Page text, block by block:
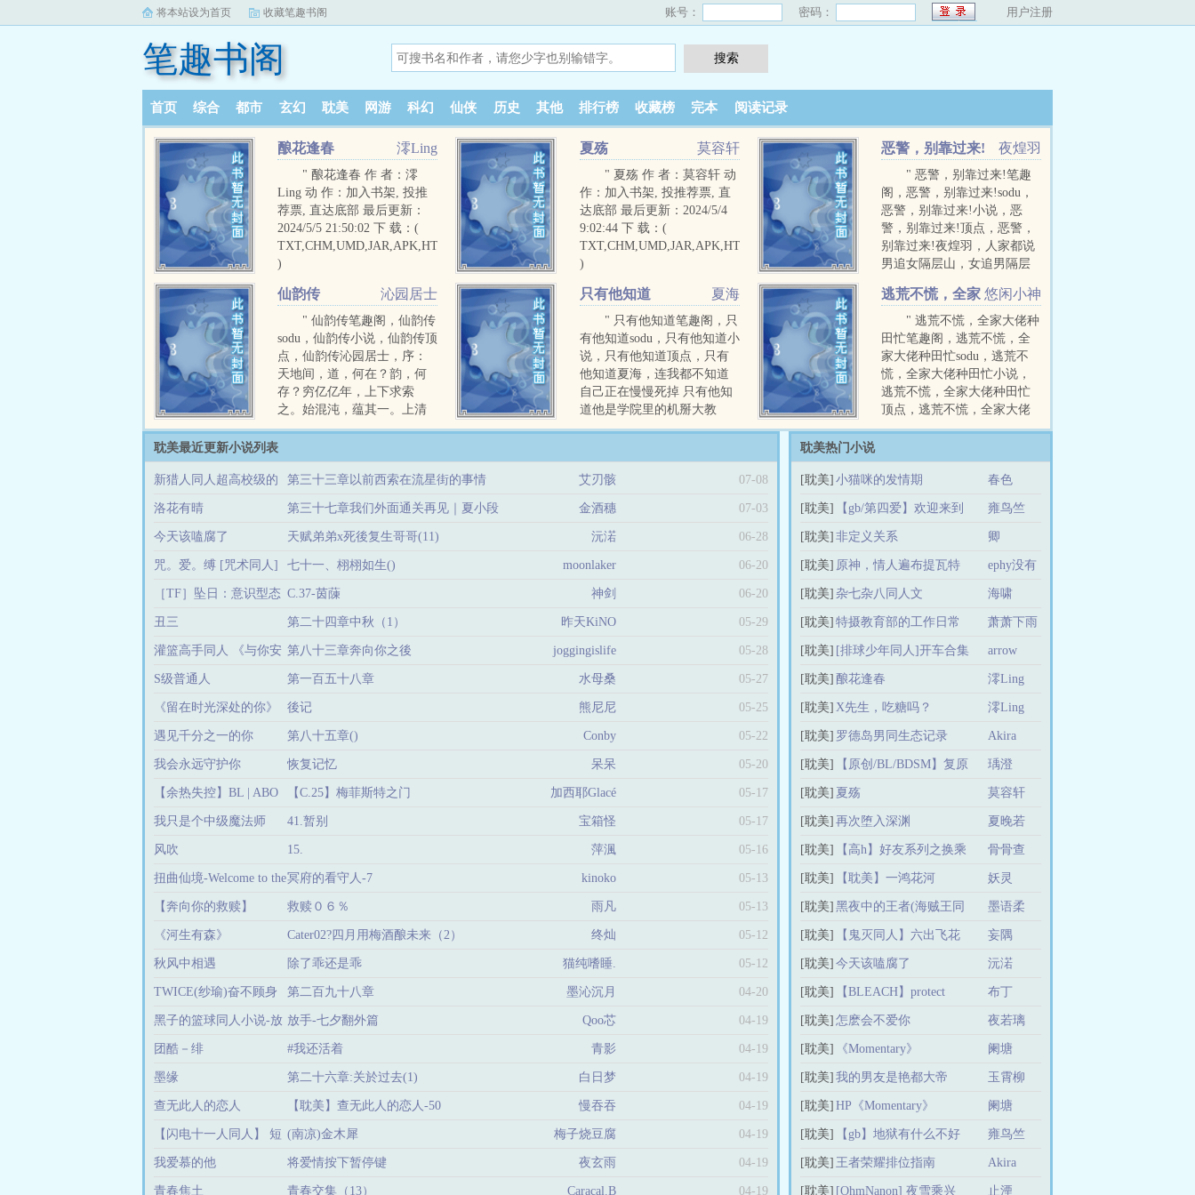
将本站设为首页 收藏笔趣书阁 账号： 密码： 用户注册
笔趣书阁
首页 综合 都市 玄幻 耽美 网游 科幻 仙侠 历史 其他 排行榜 收藏榜 完本 阅读记录
澪Ling
酿花逢春
" 酿花逢春 作 者：澪
Ling 动 作：加入书架, 投推
荐票, 直达底部 最后更新：
2024/5/5 21:50:02 下 载：(
TXT,CHM,UMD,JAR,APK,HTML
)
莫容轩
夏殇
" 夏殇 作 者：莫容轩 动
作：加入书架, 投推荐票, 直
达底部 最后更新：2024/5/4
9:02:44 下 载：(
TXT,CHM,UMD,JAR,APK,HTML
)
夜煌羽
恶警，别靠过来!
" 恶警，别靠过来!笔趣
阁，恶警，别靠过来!sodu，
恶警，别靠过来!小说，恶
警，别靠过来!顶点，恶警，
别靠过来!夜煌羽，人家都说
男追女隔层山，女追男隔层
正相反，她正面临着一座纹
沁园居士
仙韵传
" 仙韵传笔趣阁，仙韵传
sodu，仙韵传小说，仙韵传顶
点，仙韵传沁园居士，序：
天地间，道，何在？韵，何
存？穷亿亿年，上下求索
之。始混沌，蕴其一。上清
下浊，分阴阳，一生二。天
地出，时空现，万物衍。大
道三千，中道十万，小道百
万。法则立，始成界。五行
为基，变异生，循环成。因
果轮回，命运引，众生行。
天道之玄，韵味之妙，冥冥
道韵，成就最强征服之道，
笑傲异界，仙路逍遥
夏海
只有他知道
" 只有他知道笔趣阁，只
有他知道sodu，只有他知道小
说，只有他知道顶点，只有
他知道夏海，连我都不知道
自己正在慢慢死掉 只有他知
道他是学院里的机掰大教
授，拥有牛津大学博士 ...
悠闲小神
逃荒不慌，全家
大佬种田忙
" 逃荒不慌，全家大佬种
田忙笔趣阁，逃荒不慌，全
家大佬种田忙sodu，逃荒不
慌，全家大佬种田忙小说，
逃荒不慌，全家大佬种田忙
顶点，逃荒不慌，全家大佬
种田忙悠闲小神，徐月穿越
死病中惊坐起：吾乃堂堂金
丹真人！穿越的第二天，任
劳任怨的娘亲，冲她爹甩手
就是一巴掌：你要是我舰船
上的兵我早特麽一枪毙了
哥忽然暴起，力大无穷，喉
咙里发出吼吼的非人吼叫，
脑袋磕在桌角上昏死过去的
姐姐醒来之後就喜欢捡棍子
蹲灶房里“咻咻”的比划着什
麽，嘴里念念有词，似乎是
月觉得自己已经够惨时，隔
壁快嗝屁的大爷告诉她：“自
起，占据州、郡者多不胜
数，又逢天灾，民不聊生，
饿殍遍野......”徐月看看屋内
面目全非的家人，又看看外
活了行不行！PS：无CP书友
群号：736660918
耽美最近更新小说列表
新猎人同人超高校级的
爱
第三十三章以前西索在流星街的事情 艾刃骸 07-08
洛花有晴 第三十七章我们外面通关再见｜夏小段 金酒穗 07-03
今天该嗑腐了 天赋弟弟x死後复生哥哥(11) 沅渃 06-28
咒。爱。缚 [咒术同人]
[五伏]
七十一、栩栩如生() moonlaker 06-20
［TF］坠日：意识型态 C.37-茵蔯 神剑 06-20
丑三 第二十四章中秋（1） 昨天KiNO 05-29
灌篮高手同人 《与你安
好》流川x自创角色 BG
第八十三章奔向你之後 joggingislife 05-28
S级普通人 第一百五十八章 水母桑 05-27
《留在时光深处的你》
【ABO】
後记 熊尼尼 05-25
遇见千分之一的你 第八十五章() Conby 05-22
我会永远守护你 恢复记忆 呆呆 05-20
【余热失控】BL | ABO 【C.25】梅菲斯特之门 加西耶Glacé 05-17
我只是个中级魔法师 41.暂别 宝箱怪 05-17
风吹 15. 萍渢 05-16
扭曲仙境-Welcome to the
Villans world
冥府的看守人-7 kinoko 05-13
【奔向你的救赎】 救赎０６％ 雨凡 05-13
《河生有森》 Cater02?四月用梅酒酿未来（2） 终灿 05-12
秋风中相遇 除了乖还是乖 猫纯嗜睡. 05-12
TWICE(纱瑜)奋不顾身 第二百九十八章 墨沁沉月 04-20
黑子的篮球同人小说-放
手
放手-七夕翻外篇 Qoo芯 04-19
团酷－绯 #我还活着 青影 04-19
墨缘 第二十六章:关於过去(1) 白日梦 04-19
查无此人的恋人 【耽美】查无此人的恋人-50 慢吞吞 04-19
【闪电十一人同人】 短
篇合集
(南凉)金木犀 梅子烧豆腐 04-19
我爱慕的他 将爱情按下暂停键 夜玄雨 04-19
青春焦土 青春交集（13） Caracal.B 04-19
耽美热门小说
[耽美] 小猫咪的发情期 春色
[耽美] 【gb/第四爱】欢迎来到
【极袄】
雍鸟竺
[耽美] 非定义关系 卿
[耽美] 原神，情人遍布提瓦特 ephy没有
名字
[耽美] 杂七杂八同人文 海啸
[耽美] 特摄教育部的工作日常 萧萧下雨
[耽美] [排球少年同人]开车合集
（All日向）
arrow
[耽美] 酿花逢春 澪Ling
[耽美] X先生，吃糖吗？ 澪Ling
[耽美] 罗德岛男同生态记录 Akira
[耽美] 【原创/BL/BDSM】复原
师的狗
瑀澄
[耽美] 夏殇 莫容轩
[耽美] 再次堕入深渊 夏晚若
[耽美] 【高h】好友系列之换乘
恋爱
骨骨查
[耽美] 【耽美】一鸿花河 妖灵
[耽美] 黑夜中的王者(海贼王同
人)
墨语柔
[耽美] 【鬼灭同人】六出飞花 妄隅
[耽美] 今天该嗑腐了 沅渃
[耽美] 【BLEACH】protect
your own path
布丁
[耽美] 怎麽会不爱你 夜若璃
[耽美] 《Momentary》 阑塘
[耽美] 我的男友是艳都大帝 玉霄柳
[耽美] HP《Momentary》 阑塘
[耽美] 【gb】地狱有什么不好 雍鸟竺
[耽美] 王者荣耀排位指南 Akira
[耽美] [OhmNanon] 夜雪乘兴 止湮